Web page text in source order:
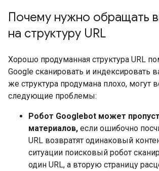
Почему нужно обращать
на структуру URL
Хорошо продуманная структура URL
Google сканировать и индексировать
же структура продумана плохо, могут
следующие проблемы:
Робот Googlebot может
материалов, если ошибочно
URL возвратят одинаковый
ситуации поисковый робот
один URL, а вторую страницу